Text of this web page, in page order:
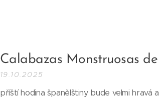
Calabazas Monstruosas
19.10.2025
příští hodina španělštiny bude velmi hravá